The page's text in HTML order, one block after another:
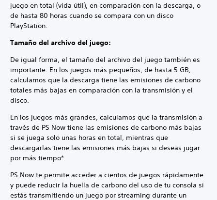
juego en total (vida útil), en comparación con la descarga, o
de hasta 80 horas cuando se compara con un disco
PlayStation.
Tamaño del archivo del juego:
De igual forma, el tamaño del archivo del juego también es
importante. En los juegos más pequeños, de hasta 5 GB,
calculamos que la descarga tiene las emisiones de carbono
totales más bajas en comparación con la transmisión y el
disco.
En los juegos más grandes, calculamos que la transmisión a
través de PS Now tiene las emisiones de carbono más bajas
si se juega solo unas horas en total, mientras que
descargarlas tiene las emisiones más bajas si deseas jugar
por más tiempo*.
PS Now te permite acceder a cientos de juegos rápidamente
y puede reducir la huella de carbono del uso de tu consola si
estás transmitiendo un juego por streaming durante un